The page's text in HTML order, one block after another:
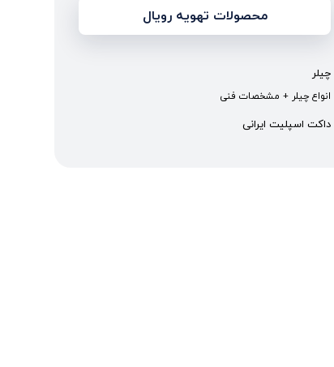
محصولات تهویه رویال
چیلر
انواع چیلر + مشخصات فنی
داکت اسپلیت ایرانی